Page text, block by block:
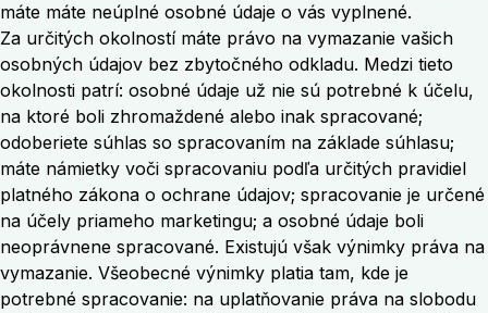
máte máte neúplné osobné údaje o vás vyplnené.
Za určitých okolností máte právo na vymazanie vašich
osobných údajov bez zbytočného odkladu. Medzi tieto
okolnosti patrí: osobné údaje už nie sú potrebné k účelu,
na ktoré boli zhromaždené alebo inak spracované;
odoberiete súhlas so spracovaním na základe súhlasu;
máte námietky voči spracovaniu podľa určitých pravidiel
platného zákona o ochrane údajov; spracovanie je určené
na účely priameho marketingu; a osobné údaje boli
neoprávnene spracované. Existujú však výnimky práva na
vymazanie. Všeobecné výnimky platia tam, kde je
potrebné spracovanie: na uplatňovanie práva na slobodu